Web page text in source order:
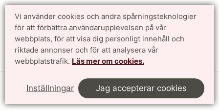
Vi använder cookies och andra spårningsteknologier
för att förbättra användarupplevelsen på vår
webbplats, för att visa dig personligt innehåll och
riktade annonser och för att analysera vår
webbplatstrafik. Läs mer om cookies.
Inställningar Jag accepterar cookies
Sök
Till nytta för världen
Till nytta för klimatet
Nyheter